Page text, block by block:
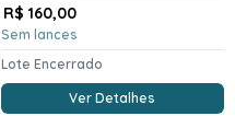
R$ 160,00
Sem lances
Lote Encerrado
Ver Detalhes